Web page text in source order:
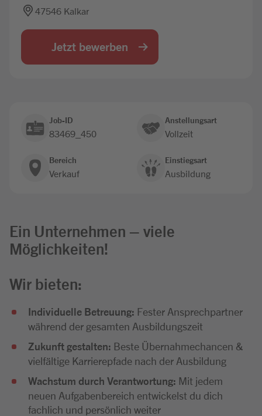
47546 Kalkar
Jetzt bewerben
Job-ID
83469_450
Anstellungsart
Vollzeit
Bereich
Verkauf
Einstiegsart
Ausbildung
Ein Unternehmen – viele
Möglichkeiten!
Wir bieten:
Individuelle Betreuung: Fester Ansprechpartner
während der gesamten Ausbildungszeit
Zukunft gestalten: Beste Übernahmechancen &
vielfältige Karrierepfade nach der Ausbildung
Wachstum durch Verantwortung: Mit jedem
neuen Aufgabenbereich entwickelst du dich
fachlich und persönlich weiter